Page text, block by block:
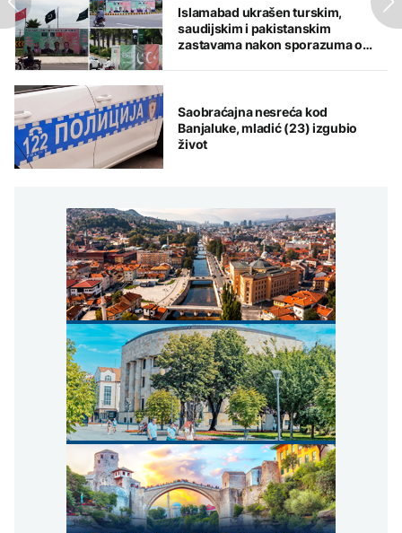
Islamabad ukrašen turskim,
saudijskim i pakistanskim
zastavama nakon sporazuma o
Saobraćajna nesreća kod
Banjaluke, mladić (23) izgubio
život